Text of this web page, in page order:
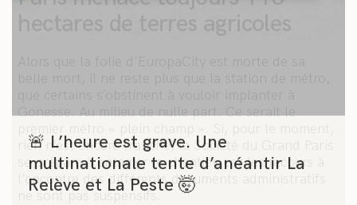
hectares de terres agricoles
Gonesse. Au milieu de nulle part. Ce serait le
rien n’est encore tranché, la Société du Grand Paris
se prépare à entamer le chantier, car les recours à
l’encontre des différents documents administratifs
ne sont pas suspensifs.
🚨 L’heure est grave. Une
multinationale tente d’anéantir La
Relève et La Peste 🤯